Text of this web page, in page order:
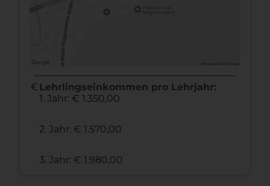
euro Lehrlingseinkommen pro Lehrjahr:
1. Jahr: € 1.350,00
2. Jahr: € 1.570,00
3. Jahr: € 1.980,00